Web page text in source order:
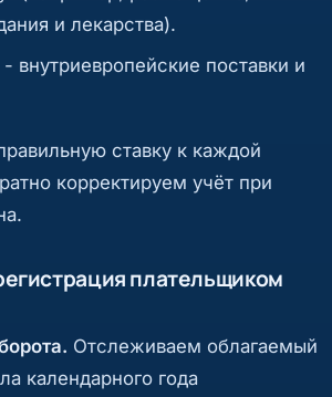
и лекарства).
- внутриевропейские поставки и
ставку к каждой
корректируем учёт при
плательщиком
Отслеживаем облагаемый
календарного года